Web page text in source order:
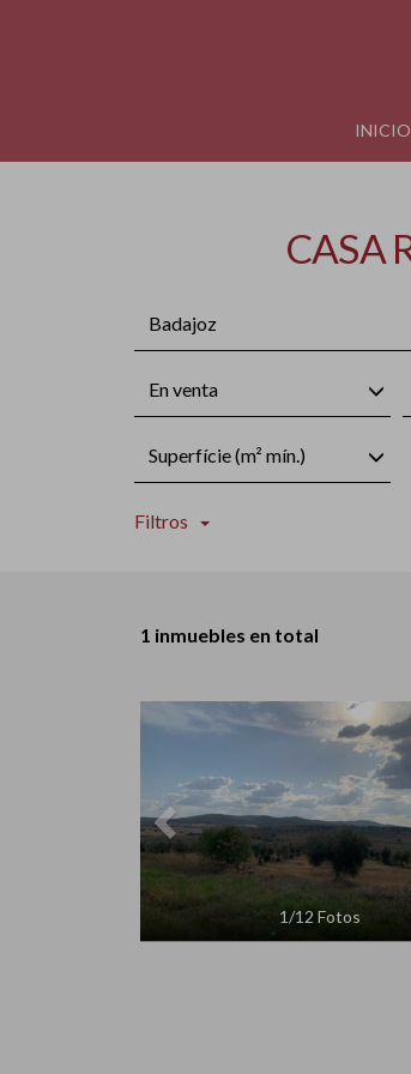
INICIO
CASA
Badajoz
En venta
Superfície (m² mín.)
Filtros
1 inmuebles en total
Previous
1/12 Fotos